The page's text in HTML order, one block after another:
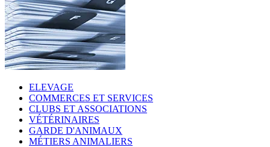
ELEVAGE
COMMERCES ET SERVICES
CLUBS ET ASSOCIATIONS
VÉTÉRINAIRES
GARDE D'ANIMAUX
MÉTIERS ANIMALIERS